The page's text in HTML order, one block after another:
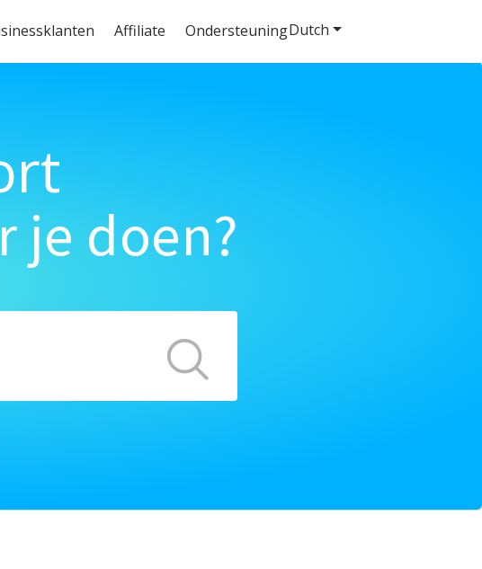
Affiliate Ondersteuning
je doen?
Dutch